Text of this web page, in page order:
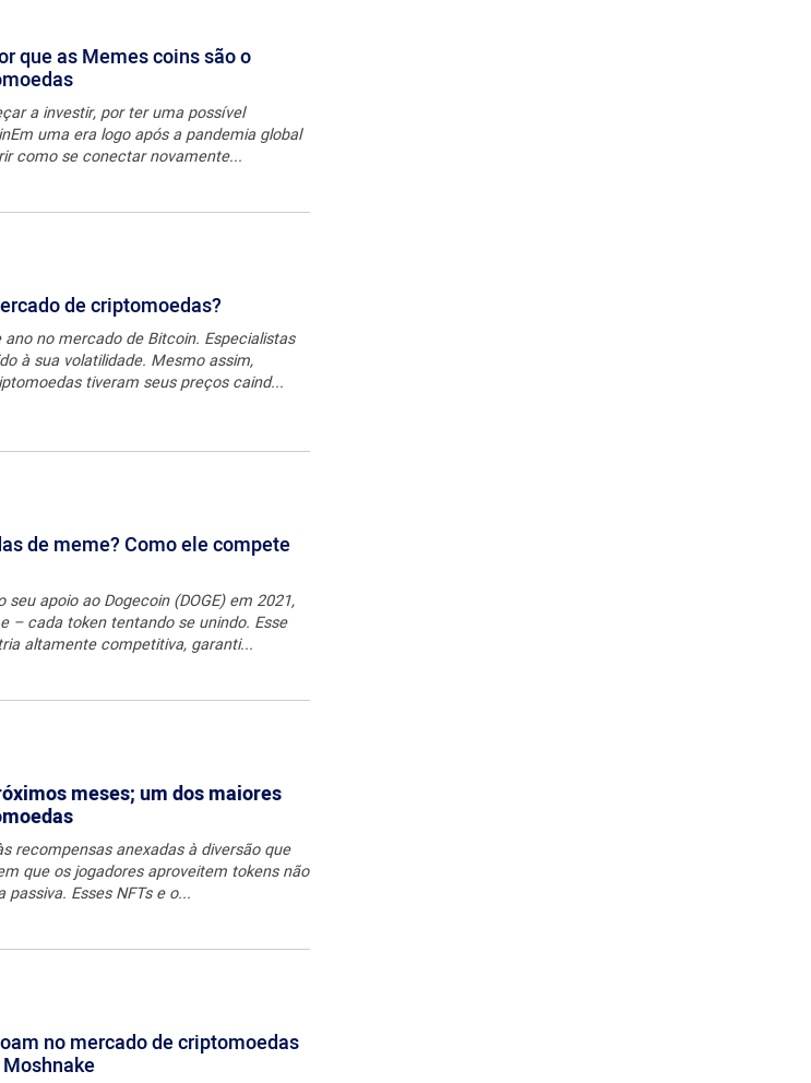
que as Memes coins são o
a investir, por ter uma possível
uma era logo após a pandemia global
como se conectar novamente...
de criptomoedas?
no mercado de Bitcoin. Especialistas
à sua volatilidade. Mesmo assim,
tiveram seus preços caind...
de meme? Como ele compete
apoio ao Dogecoin (DOGE) em 2021,
– cada token tentando se unindo. Esse
altamente competitiva, garanti...
meses; um dos maiores
recompensas anexadas à diversão que
que os jogadores aproveitem tokens não
Esses NFTs e o...
no mercado de criptomoedas